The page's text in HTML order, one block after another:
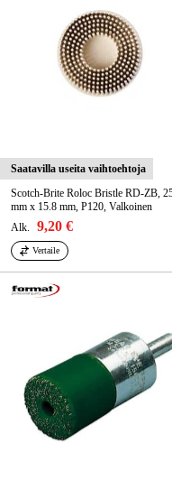
Kampanjat
Tuotemerkit
Usein kysytyt
Saatavilla useita vaihtoehtoja
Scotch-Brite Roloc Bristle RD-ZB,
mm x 15.8 mm, P120, Valkoinen
Alk.
9,20 €
Vertaile